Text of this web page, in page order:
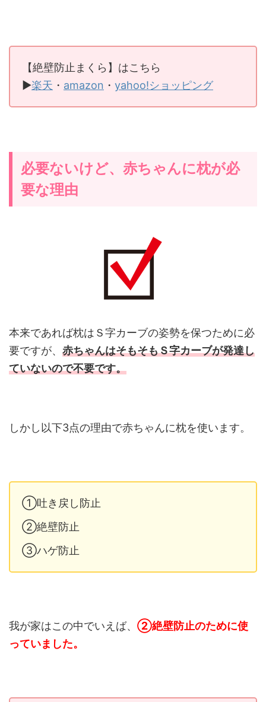
【絶壁防止まくら】はこちら
▶楽天 ・ amazon ・ yahoo!ショッピング
必要ないけど、赤ちゃんに枕が必
要な理由
本来であれば枕はＳ字カーブの姿勢を保つために必
要ですが、 赤ちゃんはそもそもＳ字カーブが発達し
ていないので不要です。
しかし以下3点の理由で赤ちゃんに枕を使います。
①吐き戻し防止
②絶壁防止
③ハゲ防止
我が家はこの中でいえば、 ②絶壁防止のために使
っていました。